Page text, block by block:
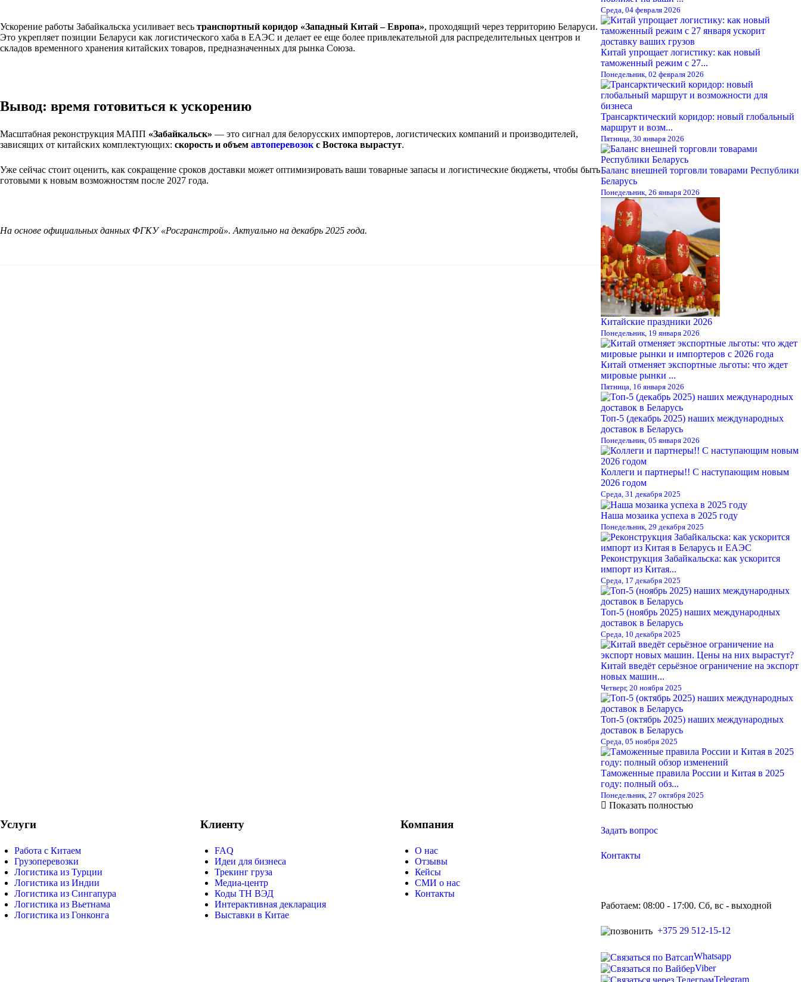
Ускорение работы Забайкальска усиливает весь транспортный коридор «Западный Китай – Европа», проходящий через территорию Беларуси.
Это укрепляет позиции Беларуси как логистического хаба в ЕАЭС и делает ее еще более привлекательной для распределительных центров и
складов временного хранения китайских товаров, предназначенных для рынка Союза.
Вывод: время готовиться к ускорению
Масштабная реконструкция МАПП «Забайкальск» — это сигнал для белорусских импортеров, логистических компаний и производителей,
зависящих от китайских комплектующих: скорость и объем автоперевозок с Востока вырастут.
Уже сейчас стоит оценить, как сокращение сроков доставки может оптимизировать ваши товарные запасы и логистические бюджеты, чтобы быть
готовыми к новым возможностям после 2027 года.
На основе официальных данных ФГКУ «Росгранстрой». Актуально на декабрь 2025 года.
Среда, 04 февраля 2026
Китай упрощает логистику: как новый
таможенный режим с 27...
Понедельник, 02 февраля 2026
Трансарктический коридор: новый глобальный
маршрут и возм...
Пятница, 30 января 2026
Баланс внешней торговли товарами Республики
Беларусь
Понедельник, 26 января 2026
Китайские праздники 2026
Понедельник, 19 января 2026
Китай отменяет экспортные льготы: что ждет
мировые рынки ...
Пятница, 16 января 2026
Топ-5 (декабрь 2025) наших международных
доставок в Беларусь
Понедельник, 05 января 2026
Коллеги и партнеры!! С наступающим новым
2026 годом
Среда, 31 декабря 2025
Наша мозаика успеха в 2025 году
Понедельник, 29 декабря 2025
Реконструкция Забайкальска: как ускорится
импорт из Китая...
Среда, 17 декабря 2025
Топ-5 (ноябрь 2025) наших международных
доставок в Беларусь
Среда, 10 декабря 2025
Китай введёт серьёзное ограничение на экспорт
новых машин...
Четверг, 20 ноября 2025
Топ-5 (октябрь 2025) наших международных
доставок в Беларусь
Среда, 05 ноября 2025
Таможенные правила России и Китая в 2025
году: полный обз...
Понедельник, 27 октября 2025
Показать полностью
Услуги
Работа с Китаем
Грузоперевозки
Логистика из Турции
Логистика из Индии
Логистика из Сингапура
Логистика из Вьетнама
Логистика из Гонконга
Клиенту
FAQ
Идеи для бизнеса
Трекинг груза
Медиа-центр
Коды ТН ВЭД
Интерактивная декларация
Выставки в Китае
Компания
О нас
Отзывы
Кейсы
СМИ о нас
Контакты
Задать вопрос
Контакты
Работаем: 08:00 - 17:00. Сб, вс - выходной
+375 29 512-15-12
Whatsapp
Viber
Telegram